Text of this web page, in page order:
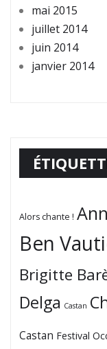
mai 2015
juillet 2014
juin 2014
janvier 2014
Alors chante !
Ben
Brigitte
Delga Castan
Castan Festival